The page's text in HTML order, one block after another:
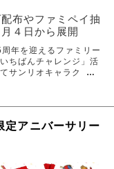
布やファミペイ抽
４日から展開
年を迎えるファミリー
ちばんチャレンジ」活
サンリオキャラク
…
定アニバーサリー